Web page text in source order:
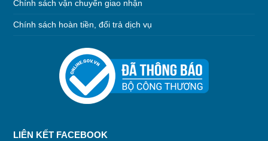
Chính sách vận chuyển giao nhận
Chính sách hoàn tiền, đổi trả dịch vụ
LIÊN KẾT FACEBOOK